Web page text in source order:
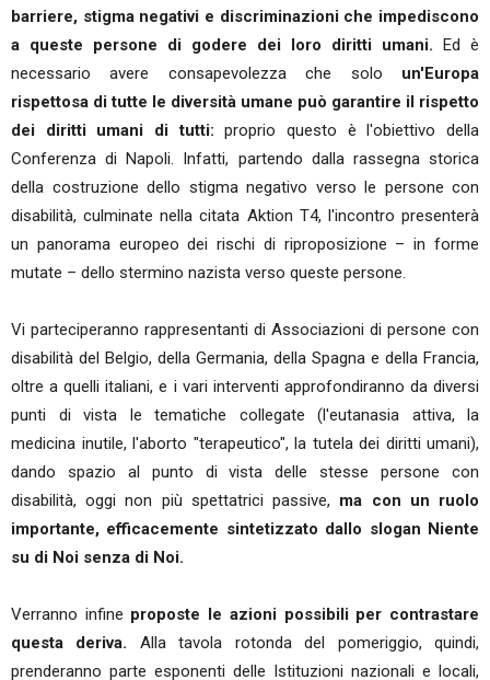
barriere, stigma negativi e discriminazioni che impediscono
a queste persone di godere dei loro diritti umani. Ed è
necessario avere consapevolezza che solo un'Europa
rispettosa di tutte le diversità umane può garantire il rispetto
dei diritti umani di tutti: proprio questo è l'obiettivo della
Conferenza di Napoli. Infatti, partendo dalla rassegna storica
della costruzione dello stigma negativo verso le persone con
disabilità, culminate nella citata Aktion T4, l'incontro presenterà
un panorama europeo dei rischi di riproposizione – in forme
mutate – dello stermino nazista verso queste persone.
Vi parteciperanno rappresentanti di Associazioni di persone con
disabilità del Belgio, della Germania, della Spagna e della Francia,
oltre a quelli italiani, e i vari interventi approfondiranno da diversi
punti di vista le tematiche collegate (l'eutanasia attiva, la
medicina inutile, l'aborto "terapeutico", la tutela dei diritti umani),
dando spazio al punto di vista delle stesse persone con
disabilità, oggi non più spettatrici passive, ma con un ruolo
importante, efficacemente sintetizzato dallo slogan Niente
su di Noi senza di Noi.
Verranno infine proposte le azioni possibili per contrastare
questa deriva. Alla tavola rotonda del pomeriggio, quindi,
prenderanno parte esponenti delle Istituzioni nazionali e locali,